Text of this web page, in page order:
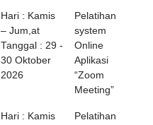
Hari : Kamis
– Jum,at
Tanggal : 29 -
30 Oktober
2026
Pelatihan
system
Online
Aplikasi
“Zoom
Meeting”
Hari : Kamis
Pelatihan